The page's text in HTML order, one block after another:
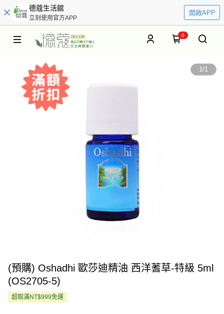
德蔻生活館
立刻使用官方APP
開啟APP
0
1/1
(預購) Oshadhi 歐莎迪精油 西洋蓍草-特級 5ml
(OS2705-5)
超取滿NT$999免運